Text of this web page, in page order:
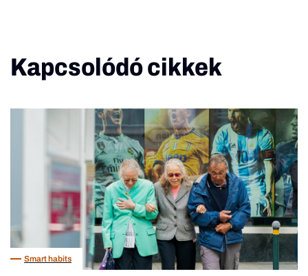
Kapcsolódó cikkek
Smart habits